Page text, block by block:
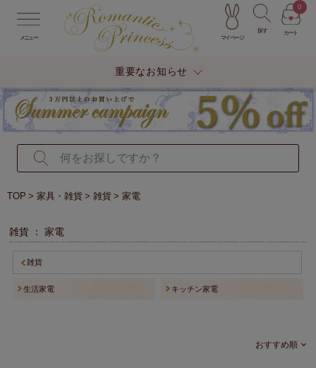
メニュー マイページ
探す カート
0
重要なお知らせ
TOP 家具・雑貨 雑貨 家電
雑貨 ： 家電
雑貨
生活家電 キッチン家電
おすすめ順